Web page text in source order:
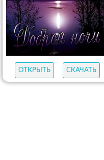
ОТКРЫТЬ СКАЧАТЬ